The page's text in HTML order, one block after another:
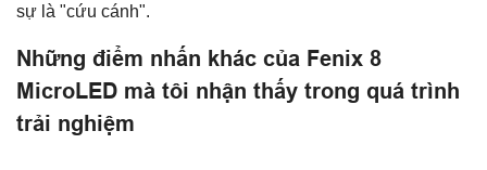
sự là "cứu cánh".
Những điểm nhấn khác của Fenix 8
MicroLED mà tôi nhận thấy trong quá trình
trải nghiệm